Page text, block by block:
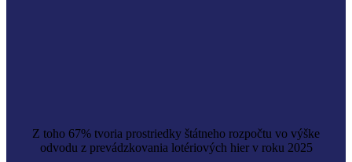
Z toho 67% tvoria prostriedky štátneho rozpočtu vo výške
odvodu z prevádzkovania lotériových hier v roku 2025